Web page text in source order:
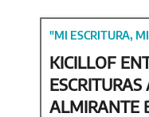
"MI ESCRITURA,
KICILLOF
ALMIRANTE